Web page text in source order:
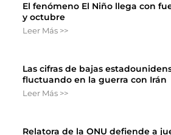
El fenómeno El Niño llega con
y octubre
Leer Más >>
Las cifras de bajas
fluctuando en la guerra con Irán
Leer Más >>
Relatora de la ONU defiende a